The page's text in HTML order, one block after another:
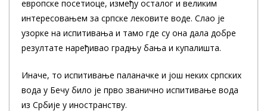
европске посетиоце, између осталог и великим
интересовањем за српске лековите воде. Слао је
узорке на испитивања и тамо где су она дала добре
резултате наређивао градњу бања и купалишта.
Иначе, то испитивање паланачке и још неких српских
вода у Бечу било је прво званично испитивање вода
из Србије у иностранству.